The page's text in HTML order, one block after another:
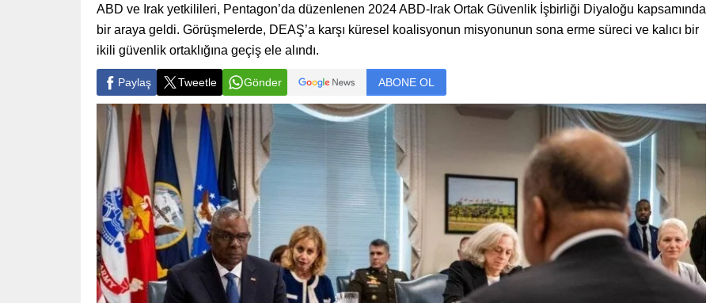
ABD ve Irak yetkilileri, Pentagon’da düzenlenen 2024 ABD-Irak Ortak Güvenlik İşbirliği Diyaloğu kapsamında
bir araya geldi. Görüşmelerde, DEAŞ’a karşı küresel koalisyonun misyonunun sona erme süreci ve kalıcı bir
ikili güvenlik ortaklığına geçiş ele alındı.
Paylaş Tweetle Gönder ABONE OL